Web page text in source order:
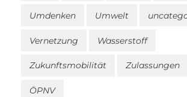
Umdenken Umwelt
Vernetzung Wasserstoff
Zukunftsmobilität Zulassungen
ÖPNV